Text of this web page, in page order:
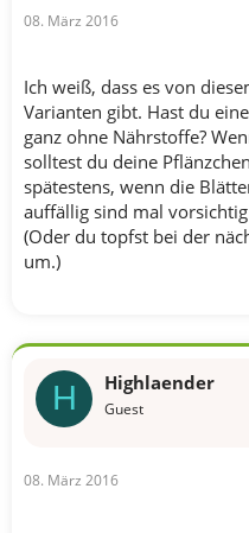
08. März 2016
Ich weiß, dass es von
Varianten gibt. Hast du
ganz ohne Nährstoffe?
solltest du deine
spätestens, wenn die
auffällig sind mal
(Oder du topfst bei der
um.)
H Highlaender
Guest
08. März 2016